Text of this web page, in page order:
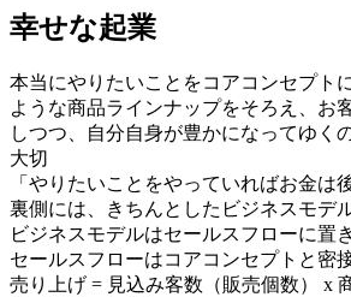
幸せな起業
本当にやりたいことをコアコンセプト
ような商品ラインナップをそろえ、お
しつつ、自分自身が豊かになってゆく
大切
「やりたいことをやっていればお金は
裏側には、きちんとしたビジネスモデ
ビジネスモデルはセールスフローに置
セールスフローはコアコンセプトと密
売り上げ = 見込み客数（販売個数） x